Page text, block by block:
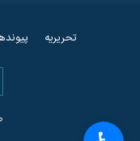
تحریریه